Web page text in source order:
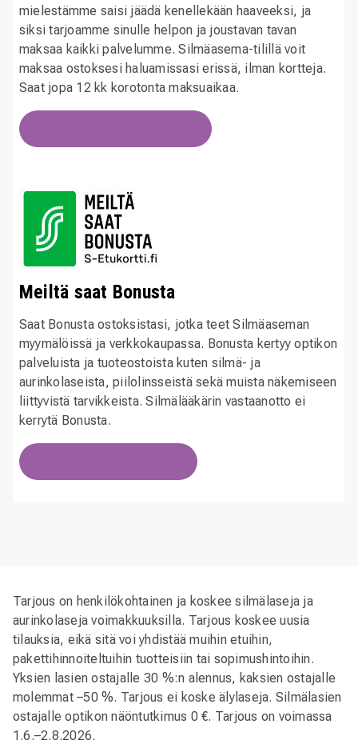
mielestämme saisi jäädä kenellekään haaveeksi, ja
siksi tarjoamme sinulle helpon ja joustavan tavan
maksaa kaikki palvelumme. Silmäasema-tilillä voit
maksaa ostoksesi haluamissasi erissä, ilman kortteja.
Saat jopa 12 kk korotonta maksuaikaa.
Meiltä saat Bonusta
Saat Bonusta ostoksistasi, jotka teet Silmäaseman
myymälöissä ja verkkokaupassa. Bonusta kertyy optikon
palveluista ja tuoteostoista kuten silmä- ja
aurinkolaseista, piilolinsseistä sekä muista näkemiseen
liittyvistä tarvikkeista. Silmälääkärin vastaanotto ei
kerrytä Bonusta.
Tarjous on henkilökohtainen ja koskee silmälaseja ja
aurinkolaseja voimakkuuksilla. Tarjous koskee uusia
tilauksia, eikä sitä voi yhdistää muihin etuihin,
pakettihinnoiteltuihin tuotteisiin tai sopimushintoihin.
Yksien lasien ostajalle 30 %:n alennus, kaksien ostajalle
molemmat –50 %. Tarjous ei koske älylaseja. Silmälasien
ostajalle optikon näöntutkimus 0 €. Tarjous on voimassa
1.6.–2.8.2026.